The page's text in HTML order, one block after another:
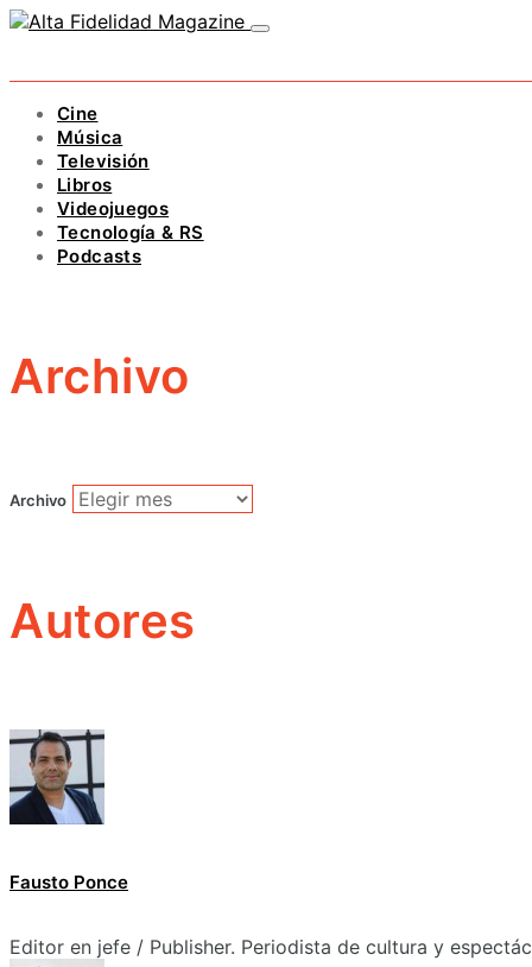
Cine
Música
Televisión
Libros
Videojuegos
Tecnología & RS
Podcasts
Archivo
Archivo
Autores
Fausto Ponce
Editor en jefe / Publisher. Periodista de cultura y